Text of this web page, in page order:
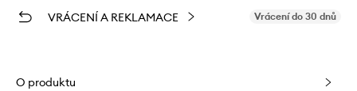
VRÁCENÍ A REKLAMACE Vrácení do 30 dnů
O produktu